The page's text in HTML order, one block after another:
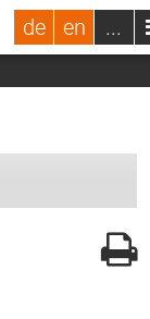
de en ...